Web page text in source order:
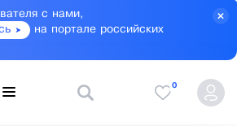
с нами,
на портале российских
0